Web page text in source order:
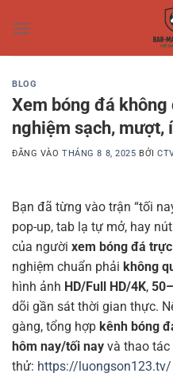
qua
BLOG
Xem bóng đá không
nghiệm sạch, mượt,
ĐĂNG VÀOTHÁNG 8 8, 2025 BỞI
Bạn đã từng vào trận “tối
pop-up, tab lạ tự mở, hay
của người xem bóng đá
nghiệm chuẩn phải không
hình ảnh HD/Full HD/4K,
dõi gần sát thời gian thực.
gàng, tổng hợp kênh bóng
hôm nay/tối nay và thao tác
thử: https://luongson123.tv/